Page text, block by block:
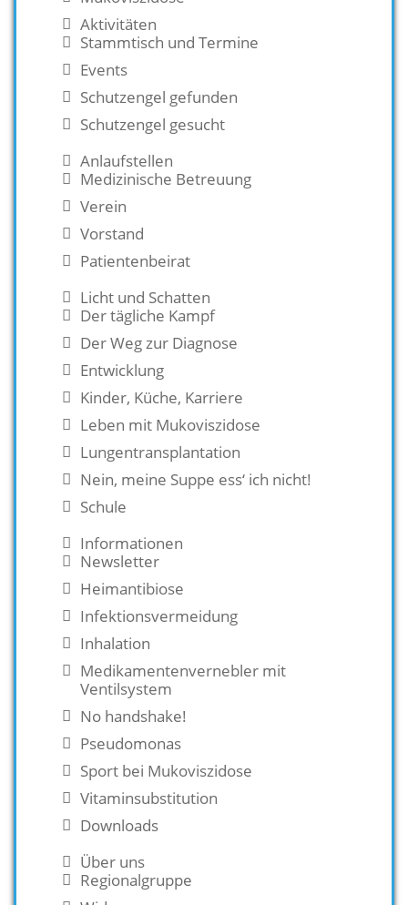
Aktivitäten
Stammtisch und Termine
Events
Schutzengel gefunden
Schutzengel gesucht
Anlaufstellen
Medizinische Betreuung
Verein
Vorstand
Patientenbeirat
Licht und Schatten
Der tägliche Kampf
Der Weg zur Diagnose
Entwicklung
Kinder, Küche, Karriere
Leben mit Mukoviszidose
Lungentransplantation
Nein, meine Suppe ess‘ ich nicht!
Schule
Informationen
Newsletter
Heimantibiose
Infektionsvermeidung
Inhalation
Medikamentenvernebler mit
Ventilsystem
No handshake!
Pseudomonas
Sport bei Mukoviszidose
Vitaminsubstitution
Downloads
Über uns
Regionalgruppe